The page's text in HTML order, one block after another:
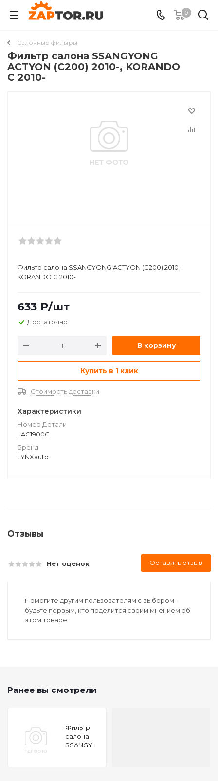
0
Салонные фильтры
Фильтр салона SSANGYONG
ACTYON (C200) 2010-, KORANDO
C 2010-
Фильтр салона SSANGYONG ACTYON (C200) 2010-,
KORANDO C 2010-
633 ₽/шт
Достаточно
В корзину
Купить в 1 клик
Стоимость доставки
Характеристики
Номер Детали
LAC1900C
Бренд
LYNXauto
Отзывы
Нет оценок Оставить отзыв
Помогите другим пользователям с выбором -
будьте первым, кто поделится своим мнением об
этом товаре
Ранее вы смотрели
Фильтр
салона
SSANGYONG